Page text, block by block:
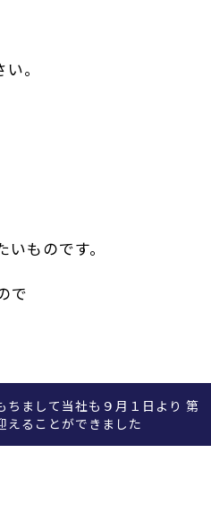
。
ものです。
で
ちまして当社も９月１日より 第
えることができました